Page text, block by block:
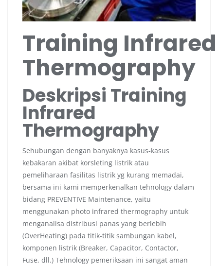
Training Infrared
Thermography
Deskripsi Training
Infrared
Thermography
Sehubungan dengan banyaknya kasus-kasus
kebakaran akibat korsleting listrik atau
pemeliharaan fasilitas listrik yg kurang memadai,
bersama ini kami memperkenalkan tehnology dalam
bidang PREVENTIVE Maintenance, yaitu
menggunakan photo infrared thermography untuk
menganalisa distribusi panas yang berlebih
(OverHeating) pada titik-titik sambungan kabel,
komponen listrik (Breaker, Capacitor, Contactor,
Fuse, dll.) Tehnology pemeriksaan ini sangat aman